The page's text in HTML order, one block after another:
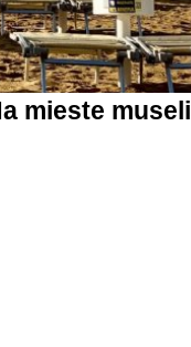
mieste museli